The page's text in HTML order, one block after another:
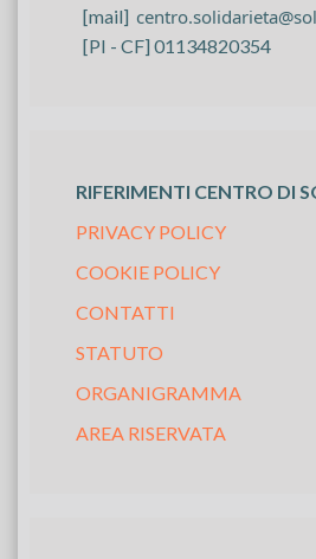
[mail]
[PI - CF] 01134820354
RIFERIMENTI CENTRO DI
PRIVACY POLICY
COOKIE POLICY
CONTATTI
STATUTO
ORGANIGRAMMA
AREA RISERVATA